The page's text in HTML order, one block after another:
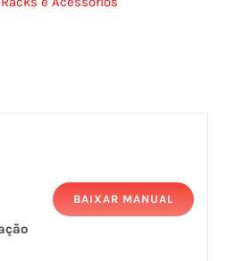
BAIXAR MANUAL